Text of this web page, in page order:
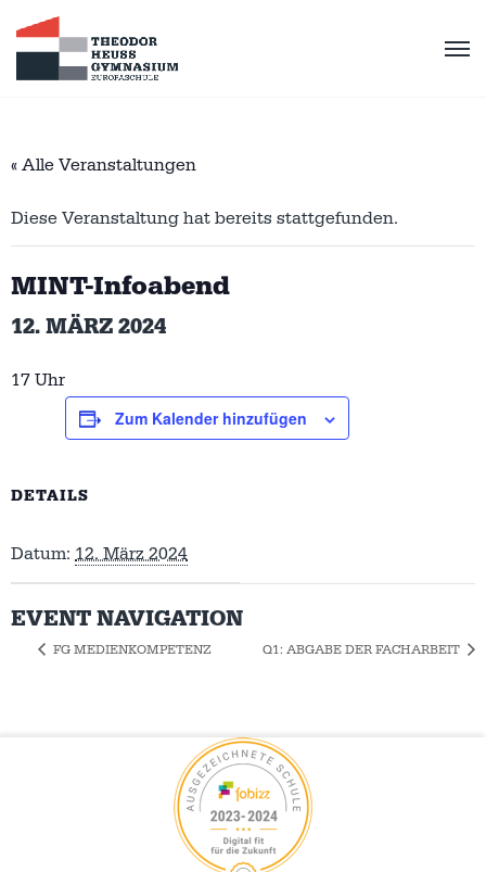
« Alle Veranstaltungen
Diese Veranstaltung hat bereits stattgefunden.
MINT-Infoabend
12. MÄRZ 2024
17 Uhr
Zum Kalender hinzufügen
DETAILS
Datum: 12. März 2024
EVENT NAVIGATION
FG MEDIENKOMPETENZ Q1: ABGABE DER FACHARBEIT